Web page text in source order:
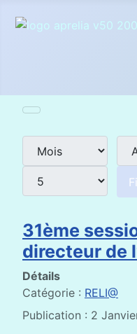
Filtres de
Mois
31ème
directeur de
Détails
Catégorie : RELI@
Publication : 2